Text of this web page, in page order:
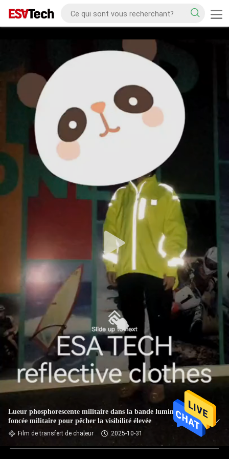
Lueur phosphorescente militaire dans la bande lumineuse
foncée militaire pour pêcher la visibilité élevée
Film de transfert de chaleur 2025-10-31